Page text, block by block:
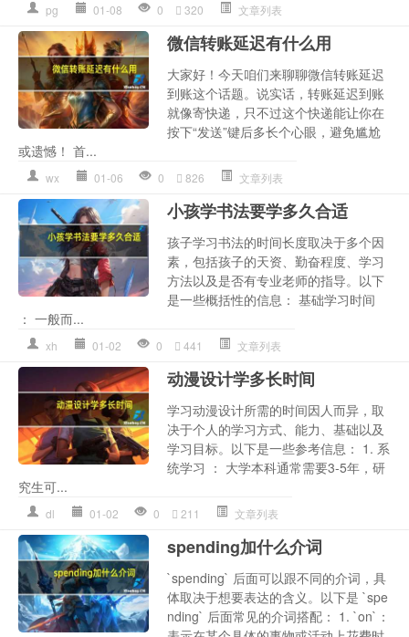
pg 01-08 0 320 文章列表
微信转账延迟有什么用
大家好！今天咱们来聊聊微信转账延迟
到账这个话题。说实话，转账延迟到账
就像寄快递，只不过这个快递能让你在
按下“发送”键后多长个心眼，避免尴尬
或遗憾！ 首...
wx 01-06 0 826 文章列表
小孩学书法要学多久合适
孩子学习书法的时间长度取决于多个因
素，包括孩子的天资、勤奋程度、学习
方法以及是否有专业老师的指导。以下
是一些概括性的信息： 基础学习时间
： 一般而...
xh 01-02 0 441 文章列表
动漫设计学多长时间
学习动漫设计所需的时间因人而异，取
决于个人的学习方式、能力、基础以及
学习目标。以下是一些参考信息： 1. 系
统学习 ： 大学本科通常需要3-5年，研
究生可...
dl 01-02 0 211 文章列表
spending加什么介词
`spending` 后面可以跟不同的介词，具
体取决于想要表达的含义。以下是 `spe
nding` 后面常见的介词搭配： 1. `on`：